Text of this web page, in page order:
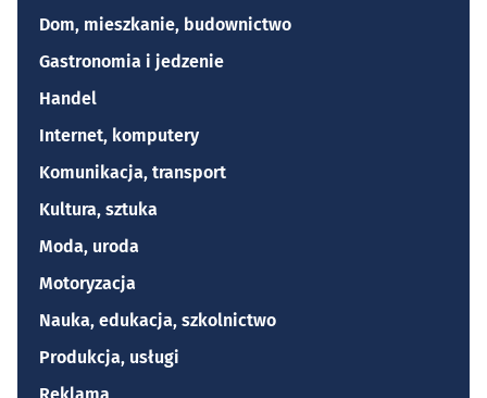
Dom, mieszkanie, budownictwo
Gastronomia i jedzenie
Handel
Internet, komputery
Komunikacja, transport
Kultura, sztuka
Moda, uroda
Motoryzacja
Nauka, edukacja, szkolnictwo
Produkcja, usługi